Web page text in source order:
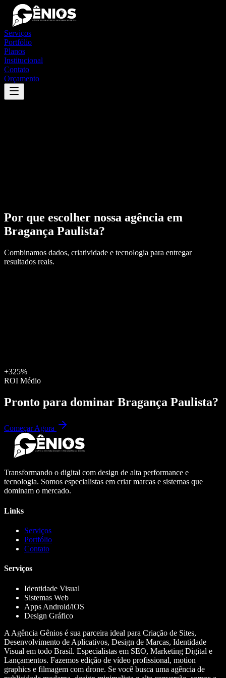
Serviços
Portfólio
Planos
Institucional
Contato
Orçamento
Por que escolher nossa agência em
Bragança Paulista?
Combinamos dados, criatividade e tecnologia para entregar
resultados reais.
+325%
ROI Médio
Pronto para dominar Bragança Paulista?
Começar Agora
Transformando o digital com design de alta performance e
tecnologia. Somos especialistas em criar marcas e sistemas que
dominam o mercado.
Links
Serviços
Portfólio
Contato
Serviços
Identidade Visual
Sistemas Web
Apps Android/iOS
Design Gráfico
A Agência Gênios é sua parceira ideal para Criação de Sites,
Desenvolvimento de Aplicativos, Design de Marcas, Identidade
Visual em todo Brasil. Especialistas em SEO, Marketing Digital e
Lançamentos. Fazemos edição de vídeo profissional, motion
graphics e filmagem com drone. Se você busca uma agência de